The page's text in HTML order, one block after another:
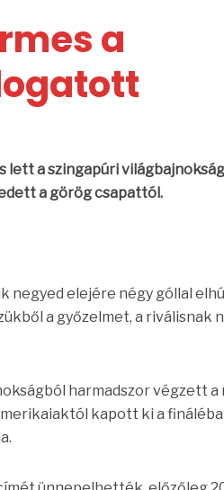
a
a szingapúri
a görög csapattól.
negyed elejére négy góllal
a győzelmet, a riválisnak
harmadszor végzett a
kapott ki a